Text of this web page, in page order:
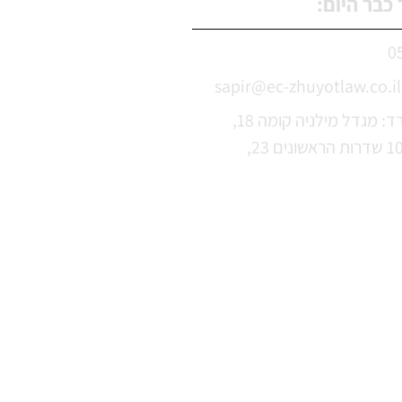
כתובת המשרד: מגדל מילניה קומה 18,